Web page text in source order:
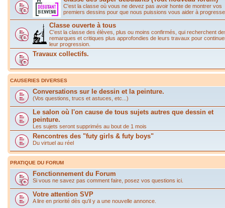
C'est la classe où vous ne devez pas avoir honte de montrer vos
premiers dessins pour que nous puissions vous aider à
Classe ouverte à tous
C'est la classe des élèves, plus ou moins confirmés, qui recherchent
remarques et critiques plus approfondies de leurs travaux pour
leur progression.
Travaux collectifs.
CAUSERIES DIVERSES
Conversations sur le dessin et la peinture.
(Vos questions, trucs et astuces, etc...)
Le salon où l'on cause de tous sujets autres que dessin et
peinture.
Les sujets seront supprimés au bout de 1 mois
Rencontres des "futy girls & futy boys"
Du virtuel au réel
PRATIQUE DU FORUM
Fonctionnement du Forum
Si vous ne savez pas comment faire, posez vos questions ici.
Votre attention SVP
A lire en priorité dès qu'il y a une nouvelle annonce.